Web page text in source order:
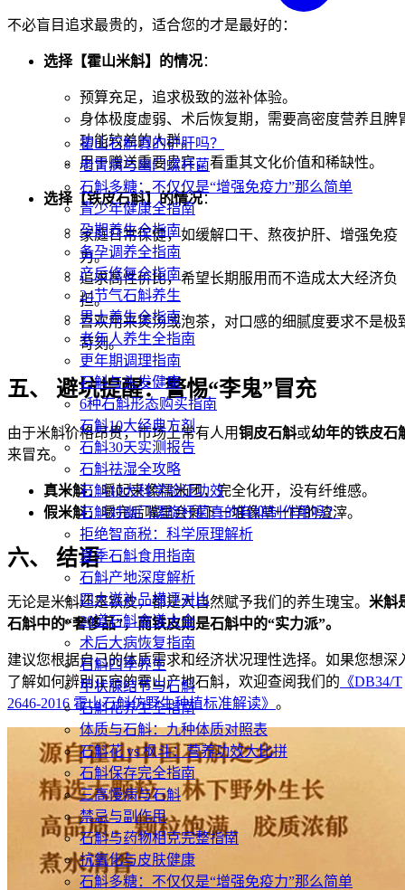
霍山石斛真的护肝吗？
老胃病与幽门螺杆菌
石斛多糖：不仅仅是“增强免疫力”那么简单
青少年健康全指南
孕期养生全指南
备孕调养全指南
产后修复全指南
24节气石斛养生
男士养生全指南
老年人养生全指南
更年期调理指南
石斛与头发健康
6种石斛形态购买指南
石斛10大经典方剂
石斛30天实测报告
石斛祛湿全攻略
石斛10大科学验证功效
石斛对幽门螺旋杆菌真的有抑制作用吗？
拒绝智商税：科学原理解析
夏季石斛食用指南
石斛产地深度解析
四大滋补品横评对比
20道石斛食谱大全
术后大病恢复指南
石斛四季养生
甲状腺结节与石斛
石斛花养生全指南
体质与石斛：九种体质对照表
石斛花 vs 枫斗：营养功效大比拼
石斛保存完全指南
三高慢病与石斛
禁忌与副作用
石斛与药物相克完整指南
抗氧化与皮肤健康
石斛多糖：不仅仅是“增强免疫力”那么简单
不必盲目追求最贵的，适合您的才是最好的：
选择【霍山米斛】的情况：
预算充足，追求极致的滋补体验。
身体极度虚弱、术后恢复期，需要高密度营养且脾
功能较差的人群。
用于赠送重要贵宾，看重其文化价值和稀缺性。
选择【铁皮石斛】的情况：
家庭日常保健，如缓解口干、熬夜护肝、增强免疫
力。
追求高性价比，希望长期服用而不造成太大经济负
担。
喜欢用来煲汤或泡茶，对口感的细腻度要求不是极
苛刻。
五、 避坑提醒：警惕“李鬼”冒充
由于米斛价格昂贵，市场上常有人用铜皮石斛或幼年的铁皮石
来冒充。
真米斛：嚼起来像糯米团，完全化开，没有纤维感。
假米斛：嚼完后嘴里会剩下一堆像草一样的渣滓。
六、 结语
无论是米斛还是铁皮，都是大自然赋予我们的养生瑰宝。 米斛
石斛中的“奢侈品”，而铁皮则是石斛中的“实力派”。
建议您根据自己的体质需求和经济状况理性选择。如果您想深
了解如何辨别正宗的霍山产地石斛，欢迎查阅我们的 《DB34/T
2646-2016 霍山石斛仿野生种植标准解读》 。